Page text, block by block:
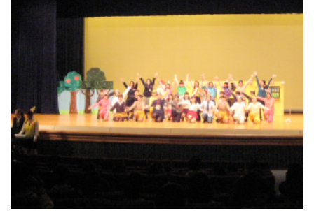
カリキュラム
ニュース&トピックス
2027年度 新たな入試がはじまります！
保育科ニュース